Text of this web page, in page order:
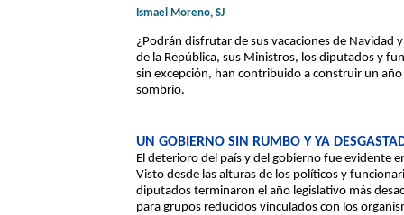
Ismael Moreno, SJ
¿Podrán disfrutar de sus vacaciones de Navidad
de la República, sus Ministros, los diputados y
sin excepción, han contribuido a construir un
sombrío.
UN GOBIERNO SIN RUMBO Y YA
El deterioro del país y del gobierno fue evidente
Visto desde las alturas de los políticos y
diputados terminaron el año legislativo más
para grupos reducidos vinculados con los